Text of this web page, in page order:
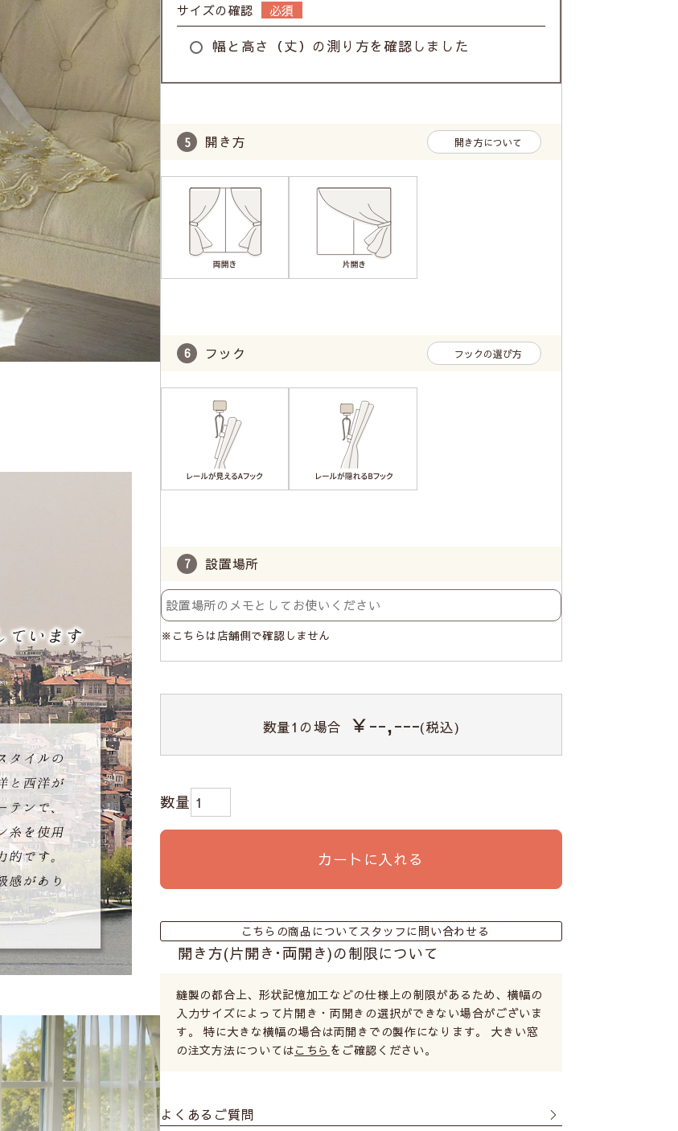
サイズの確認
幅と高さ（丈）の測り方を確認しました
開き方 開き方について
フック フックの選び方
設置場所
※こちらは店舗側で確認しません
数量1 の場合 ￥--,---(税込)
カートに入れる
こちらの商品についてスタッフに問い合わせる
開き方(片開き･両開き)の制限について
縫製の都合上、形状記憶加工などの仕様上の制限があるため、横幅の
入力サイズによって片開き・両開きの選択ができない場合がございま
す。 特に大きな横幅の場合は両開きでの製作になります。 大きい窓
の注文方法についてはこちら をご確認ください。
よくあるご質問